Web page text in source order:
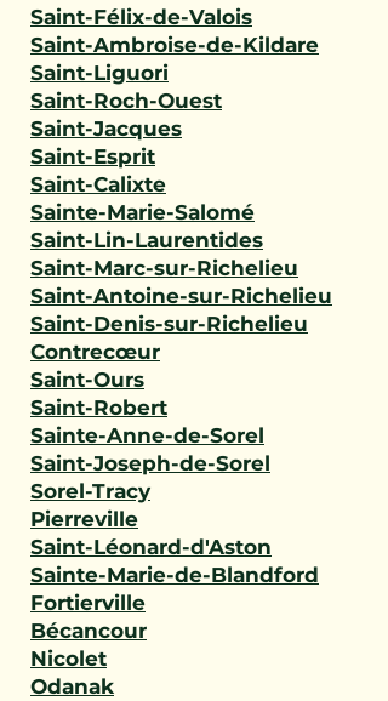
Saint-Félix-de-Valois
Saint-Ambroise-de-Kildare
Saint-Liguori
Saint-Roch-Ouest
Saint-Jacques
Saint-Esprit
Saint-Calixte
Sainte-Marie-Salomé
Saint-Lin-Laurentides
Saint-Marc-sur-Richelieu
Saint-Antoine-sur-Richelieu
Saint-Denis-sur-Richelieu
Contrecœur
Saint-Ours
Saint-Robert
Sainte-Anne-de-Sorel
Saint-Joseph-de-Sorel
Sorel-Tracy
Pierreville
Saint-Léonard-d'Aston
Sainte-Marie-de-Blandford
Fortierville
Bécancour
Nicolet
Odanak